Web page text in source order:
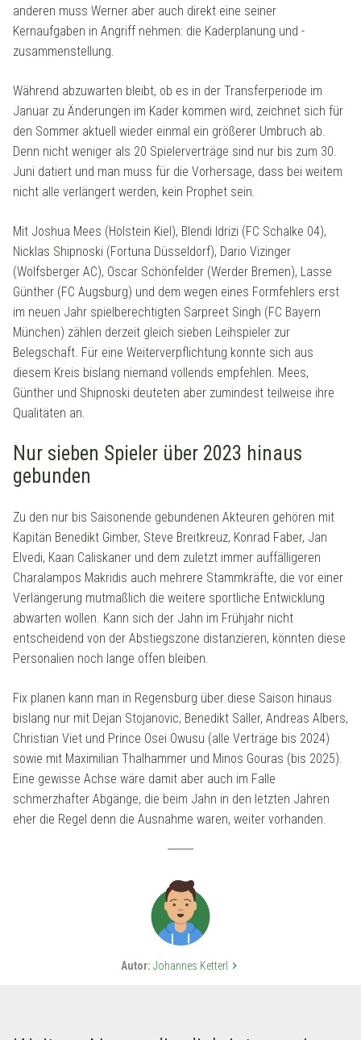
anderen muss Werner aber auch direkt eine seiner
Kernaufgaben in Angriff nehmen: die Kaderplanung und -
zusammenstellung.
Während abzuwarten bleibt, ob es in der Transferperiode im
Januar zu Änderungen im Kader kommen wird, zeichnet sich für
den Sommer aktuell wieder einmal ein größerer Umbruch ab.
Denn nicht weniger als 20 Spielerverträge sind nur bis zum 30.
Juni datiert und man muss für die Vorhersage, dass bei weitem
nicht alle verlängert werden, kein Prophet sein.
Mit Joshua Mees (Holstein Kiel), Blendi Idrizi (FC Schalke 04),
Nicklas Shipnoski (Fortuna Düsseldorf), Dario Vizinger
(Wolfsberger AC), Oscar Schönfelder (Werder Bremen), Lasse
Günther (FC Augsburg) und dem wegen eines Formfehlers erst
im neuen Jahr spielberechtigten Sarpreet Singh (FC Bayern
München) zählen derzeit gleich sieben Leihspieler zur
Belegschaft. Für eine Weiterverpflichtung konnte sich aus
diesem Kreis bislang niemand vollends empfehlen. Mees,
Günther und Shipnoski deuteten aber zumindest teilweise ihre
Qualitäten an.
Nur sieben Spieler über 2023 hinaus
gebunden
Zu den nur bis Saisonende gebundenen Akteuren gehören mit
Kapitän Benedikt Gimber, Steve Breitkreuz, Konrad Faber, Jan
Elvedi, Kaan Caliskaner und dem zuletzt immer auffälligeren
Charalampos Makridis auch mehrere Stammkräfte, die vor einer
Verlängerung mutmaßlich die weitere sportliche Entwicklung
abwarten wollen. Kann sich der Jahn im Frühjahr nicht
entscheidend von der Abstiegszone distanzieren, könnten diese
Personalien noch lange offen bleiben.
Fix planen kann man in Regensburg über diese Saison hinaus
bislang nur mit Dejan Stojanovic, Benedikt Saller, Andreas Albers,
Christian Viet und Prince Osei Owusu (alle Verträge bis 2024)
sowie mit Maximilian Thalhammer und Minos Gouras (bis 2025).
Eine gewisse Achse wäre damit aber auch im Falle
schmerzhafter Abgänge, die beim Jahn in den letzten Jahren
eher die Regel denn die Ausnahme waren, weiter vorhanden.
Autor: Johannes Ketterl keyboard_arrow_right